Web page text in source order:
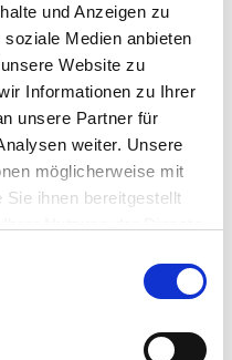
und Anzeigen zu
Medien anbieten
Website zu
Informationen zu Ihrer
unsere Partner für
weiter. Unsere
möglicherweise mit
ihnen bereitgestellt